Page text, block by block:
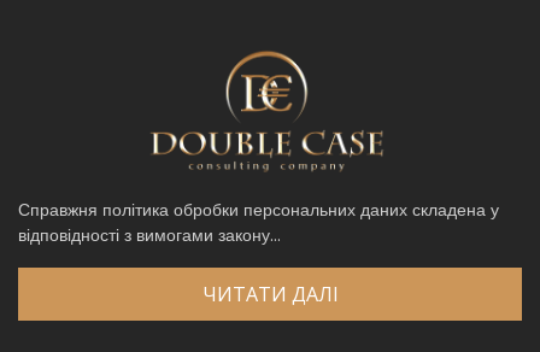
Справжня політика обробки персональних даних складена у
відповідності з вимогами закону...
ЧИТАТИ ДАЛІ